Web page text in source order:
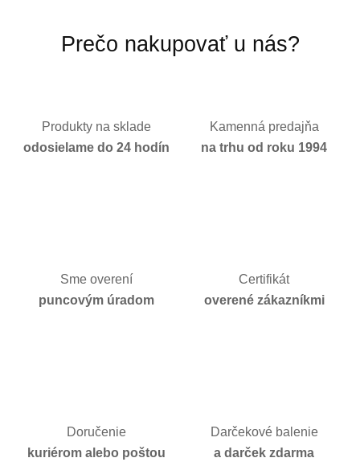
Prečo nakupovať u nás?
Produkty na sklade
odosielame do 24 hodín
Kamenná predajňa
na trhu od roku 1994
Sme overení
puncovým úradom
Certifikát
overené zákazníkmi
Doručenie
kuriérom alebo poštou
Darčekové balenie
a darček zdarma